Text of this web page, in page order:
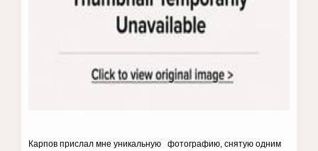
Карпов прислал мне уникальную фотографию, снятую одним